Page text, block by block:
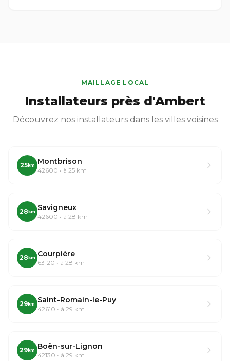
MAILLAGE LOCAL
Installateurs près d'Ambert
Découvrez nos installateurs dans les villes voisines
25km Montbrison
42600 • à 25 km
28 km Savigneux
42600 • à 28 km
28 km Courpière
63120 • à 28 km
29 km Saint-Romain-le-Puy
42610 • à 29 km
29 km Boën-sur-Lignon
42130 • à 29 km